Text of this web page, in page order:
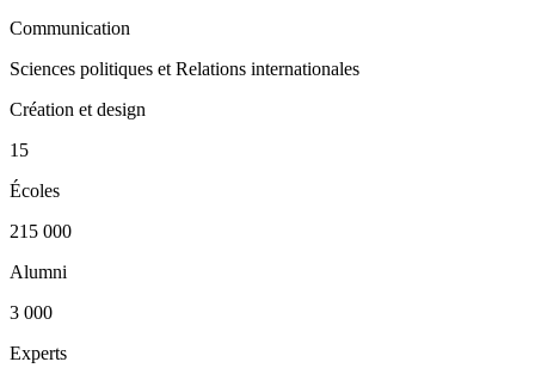
Communication
Sciences politiques et Relations internationales
Création et design
15
Écoles
215 000
Alumni
3 000
Experts